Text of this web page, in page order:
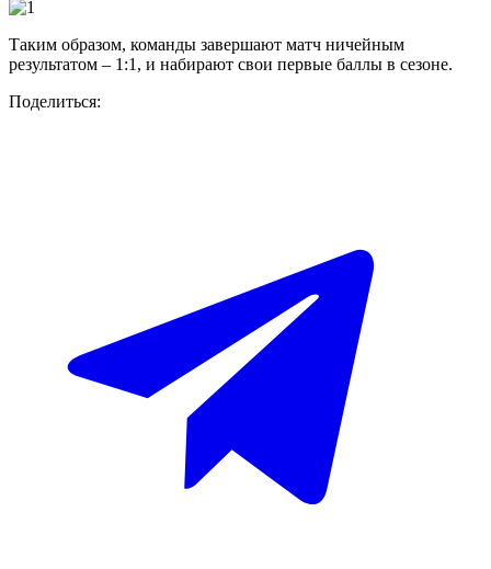
Таким образом, команды завершают матч ничейным
результатом – 1:1, и набирают свои первые баллы в сезоне.
Поделиться: